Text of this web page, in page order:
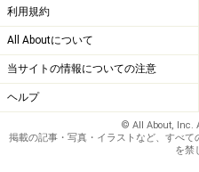
利用規約
All Aboutについて
当サイトの情報についての注意
ヘルプ
© All About, Inc.
掲載の記事・写真・イラストなど、すべ
を禁